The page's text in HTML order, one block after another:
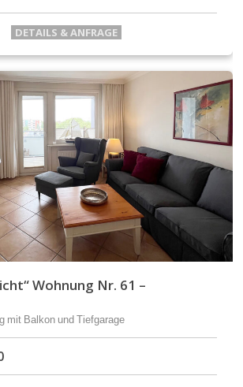
DETAILS & ANFRAGE
Wohnung Nr. 61 –
mit Balkon und Tiefgarage